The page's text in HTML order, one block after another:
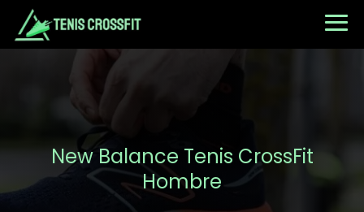
New Balance Tenis CrossFit
Hombre